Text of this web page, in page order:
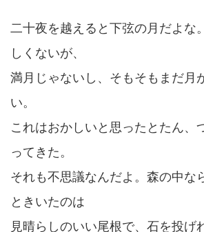
二十夜を越えると下弦の月だよな
しくないが、
満月じゃないし、そもそもまだ月
い。
これはおかしいと思ったとたん、
ってきた。
それも不思議なんだよ。森の中な
ときいたのは
見晴らしのいい尾根で、石を投げ